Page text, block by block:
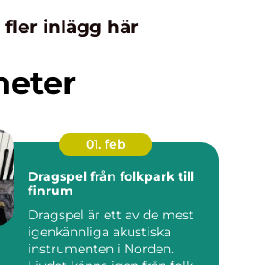
fler inlägg här
01. feb
Dragspel från folkpark till
finrum
Dragspel är ett av de mest
igenkännliga akustiska
instrumenten i Norden.